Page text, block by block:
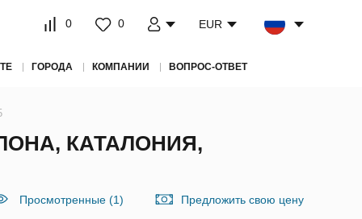
0 0 EUR
ГОРОДА КОМПАНИИ ВОПРОС-ОТВЕТ
КАТАЛОНИЯ,
Просмотренные (1) Предложить свою цену